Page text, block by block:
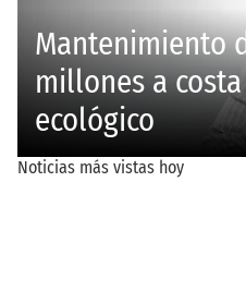
Mujer asalta a hombre
que hacía 'sus
necesidades' en baldío
de Durango; lo dejó
hasta sin pantalón